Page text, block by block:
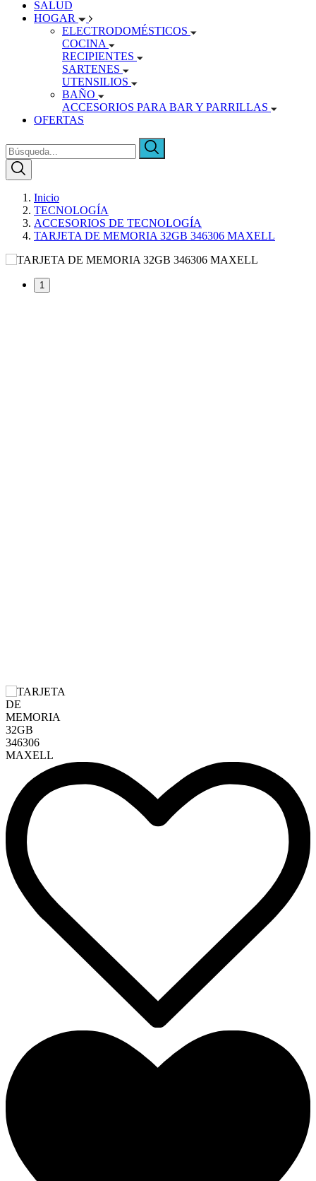
SALUD
HOGAR
ELECTRODOMÉSTICOS
COCINA
RECIPIENTES
SARTENES
UTENSILIOS
BAÑO
ACCESORIOS PARA BAR Y PARRILLAS
OFERTAS
Inicio
TECNOLOGÍA
ACCESORIOS DE TECNOLOGÍA
TARJETA DE MEMORIA 32GB 346306 MAXELL
1